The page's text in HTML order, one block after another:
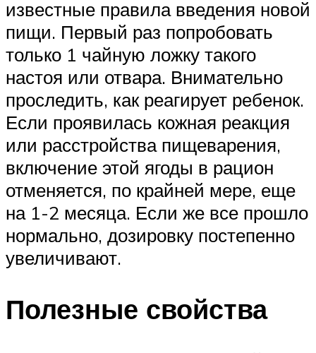
известные правила введения новой
пищи. Первый раз попробовать
только 1 чайную ложку такого
настоя или отвара. Внимательно
проследить, как реагирует ребенок.
Если проявилась кожная реакция
или расстройства пищеварения,
включение этой ягоды в рацион
отменяется, по крайней мере, еще
на 1-2 месяца. Если же все прошло
нормально, дозировку постепенно
увеличивают.
Полезные свойства